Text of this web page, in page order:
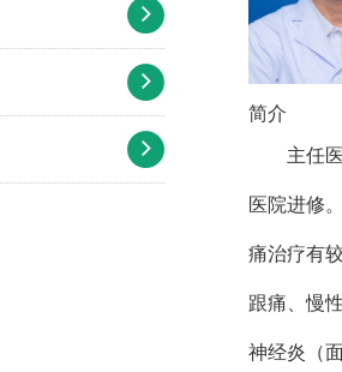
简介
主任
医院进修
痛治疗有
跟痛、慢
神经炎（